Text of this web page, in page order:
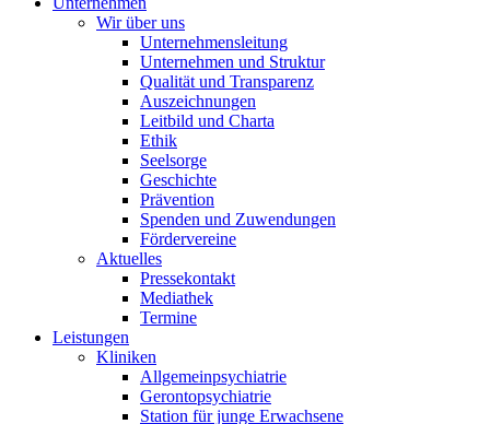
Wir über uns
Unternehmensleitung
Unternehmen und Struktur
Qualität und Transparenz
Auszeichnungen
Leitbild und Charta
Ethik
Seelsorge
Geschichte
Prävention
Spenden und Zuwendungen
Fördervereine
Aktuelles
Pressekontakt
Mediathek
Termine
Leistungen
Kliniken
Allgemeinpsychiatrie
Gerontopsychiatrie
Station für junge Erwachsene